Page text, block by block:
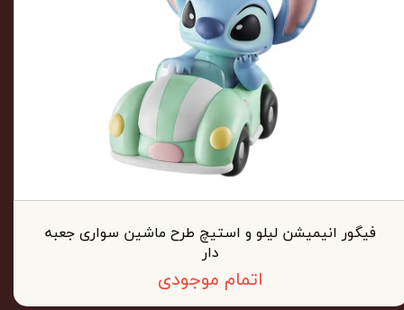
فیگور انیمیشن لیلو و استیچ طرح ماشین سواری جعبه
دار
اتمام موجودی